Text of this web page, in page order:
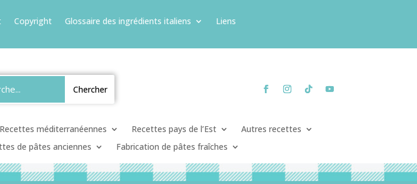
Copyright Glossaire des ingrédients italiens Liens
Recettes méditerranéennes Recettes pays de l’Est
Autres recettes
de pâtes anciennes Fabrication de pâtes fraîches